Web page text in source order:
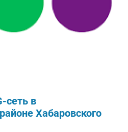
сеть в
Хабаровского